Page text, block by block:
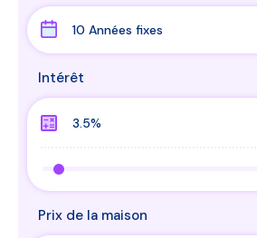
10 Années fixes
Intérêt
Prix de la maison